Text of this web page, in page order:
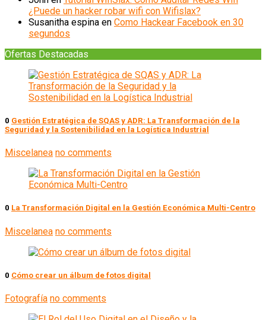
¿Puede un hacker robar wifi con Wifislax?
Susanitha espina en Como Hackear Facebook en 30
segundos
Ofertas Destacadas
0 Gestión Estratégica de SQAS y ADR: La Transformación de la
Seguridad y la Sostenibilidad en la Logística Industrial
Miscelanea no comments
0 La Transformación Digital en la Gestión Económica Multi-Centro
Miscelanea no comments
0 Cómo crear un álbum de fotos digital
Fotografía no comments